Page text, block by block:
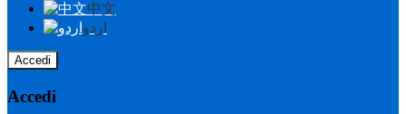
中文
اردو
Accedi
Accedi